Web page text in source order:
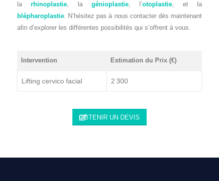
la rhinoplastie, la génioplastie, l’otoplastie, et la
blépharoplastie. N’hésitez pas à nous contacter dès maintenant
afin d’explorer les différentes possibilités qui s’offrent à vous.
Intervention Estimation du Prix (€)
Lifting cervico facial 2 300
OBTENIR UN DEVIS